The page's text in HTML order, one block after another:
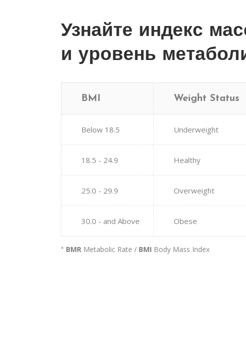
Узнайте индекс
и уровень
BMI Weight Status
Below 18.5 Underweight
18.5 - 24.9 Healthy
25.0 - 29.9 Overweight
30.0 - and Above Obese
* BMR Metabolic Rate / BMI Body Mass Index